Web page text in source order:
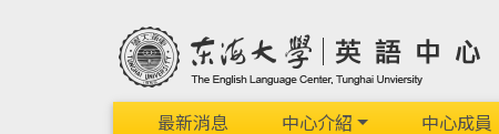
最新消息 中心介紹 中心成員